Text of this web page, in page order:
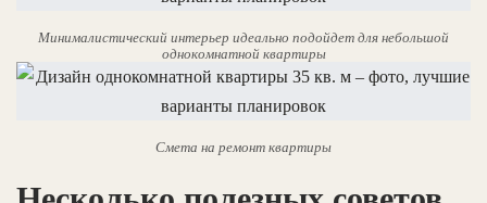
Минималистический интерьер идеально подойдет для небольшой
однокомнатной квартиры
Смета на ремонт квартиры